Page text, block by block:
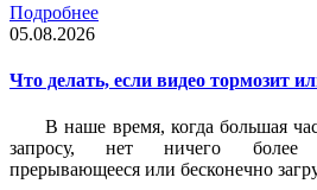
Подробнее
05.08.2026
Что делать, если видео тормозит
В наше время, когда большая
запросу, нет ничего более
прерывающееся или бесконечно